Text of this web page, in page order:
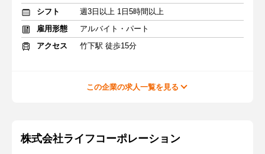
シフト
週3日以上 1日5時間以上
雇用形態
アルバイト・パート
アクセス
竹下駅 徒歩15分
この企業の求人一覧を見る
株式会社ライフコーポレーション